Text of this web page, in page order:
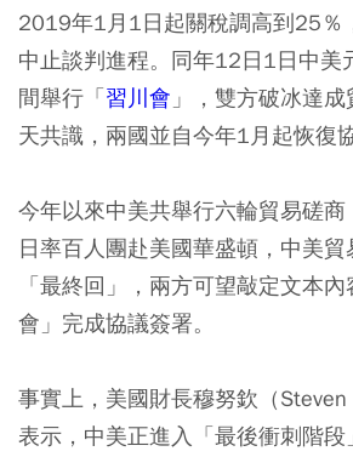
2019年1月1日起關稅調高到25％
中止談判進程。同年12日1日中美
間舉行「習川會 」，雙方破冰達
天共識，兩國並自今年1月起恢復協
今年以來中美共舉行六輪貿易磋
日率百人團赴美國華盛頓，中美貿
「最終回」，兩方可望敲定文本
會」完成協議簽署。
事實上，美國財長穆努欽（
表示，中美正進入「最後衝刺階